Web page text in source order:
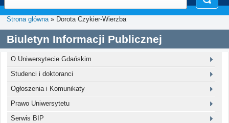
Strona główna» Dorota Czykier-Wierzba
Biuletyn Informacji Publicznej
O Uniwersytecie Gdańskim
Studenci i doktoranci
Ogłoszenia i Komunikaty
Prawo Uniwersytetu
Serwis BIP